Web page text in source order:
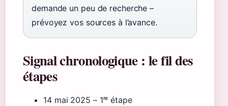
demande un peu de recherche –
prévoyez vos sources à l’avance.
Signal chronologique : le fil des
étapes
14 mai 2025 – 1ʳᵉ étape